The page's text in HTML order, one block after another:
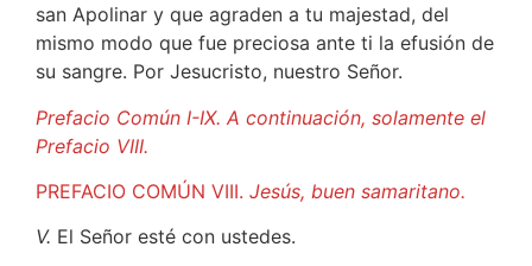
san Apolinar y que agraden a tu majestad, del
mismo modo que fue preciosa ante ti la efusión de
su sangre. Por Jesucristo, nuestro Señor.
Prefacio Común I-IX. A continuación, solamente el
Prefacio VIII.
PREFACIO COMÚN VIII. Jesús, buen samaritano.
V. El Señor esté con ustedes.